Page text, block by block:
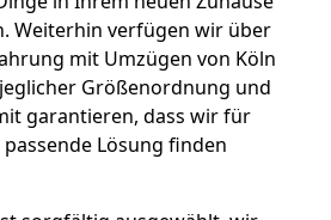
Weiterhin verfügen wir über
mit Umzügen von Köln
Größenordnung und
garantieren, dass wir für
Lösung finden